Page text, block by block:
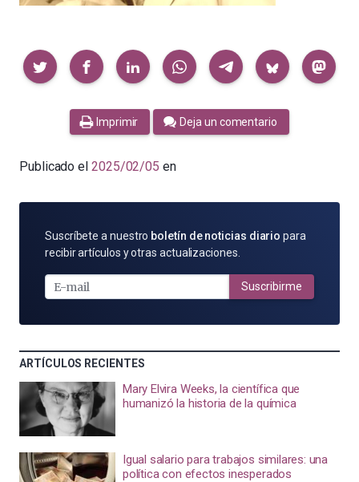
Compartir
Imprimir Deja un comentario
Publicado el 2025/02/05 en
SUSCRÍBETE
POR
MAIL
Suscríbete a nuestro boletín de noticias diario para
recibir artículos y otras actualizaciones.
Suscribirme
ARTÍCULOS RECIENTES
Mary Elvira Weeks, la científica que
humanizó la historia de la química
Igual salario para trabajos similares: una
política con efectos inesperados